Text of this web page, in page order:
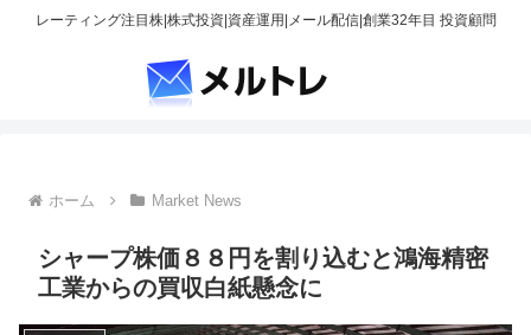
レーティング注目株|株式投資|資産運用|メール配信|創業32年目 投資顧問
ホーム Market News
シャープ株価８８円を割り込むと鴻海精密
工業からの買収白紙懸念に